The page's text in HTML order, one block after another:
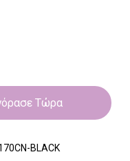
Τώρα
BLACK